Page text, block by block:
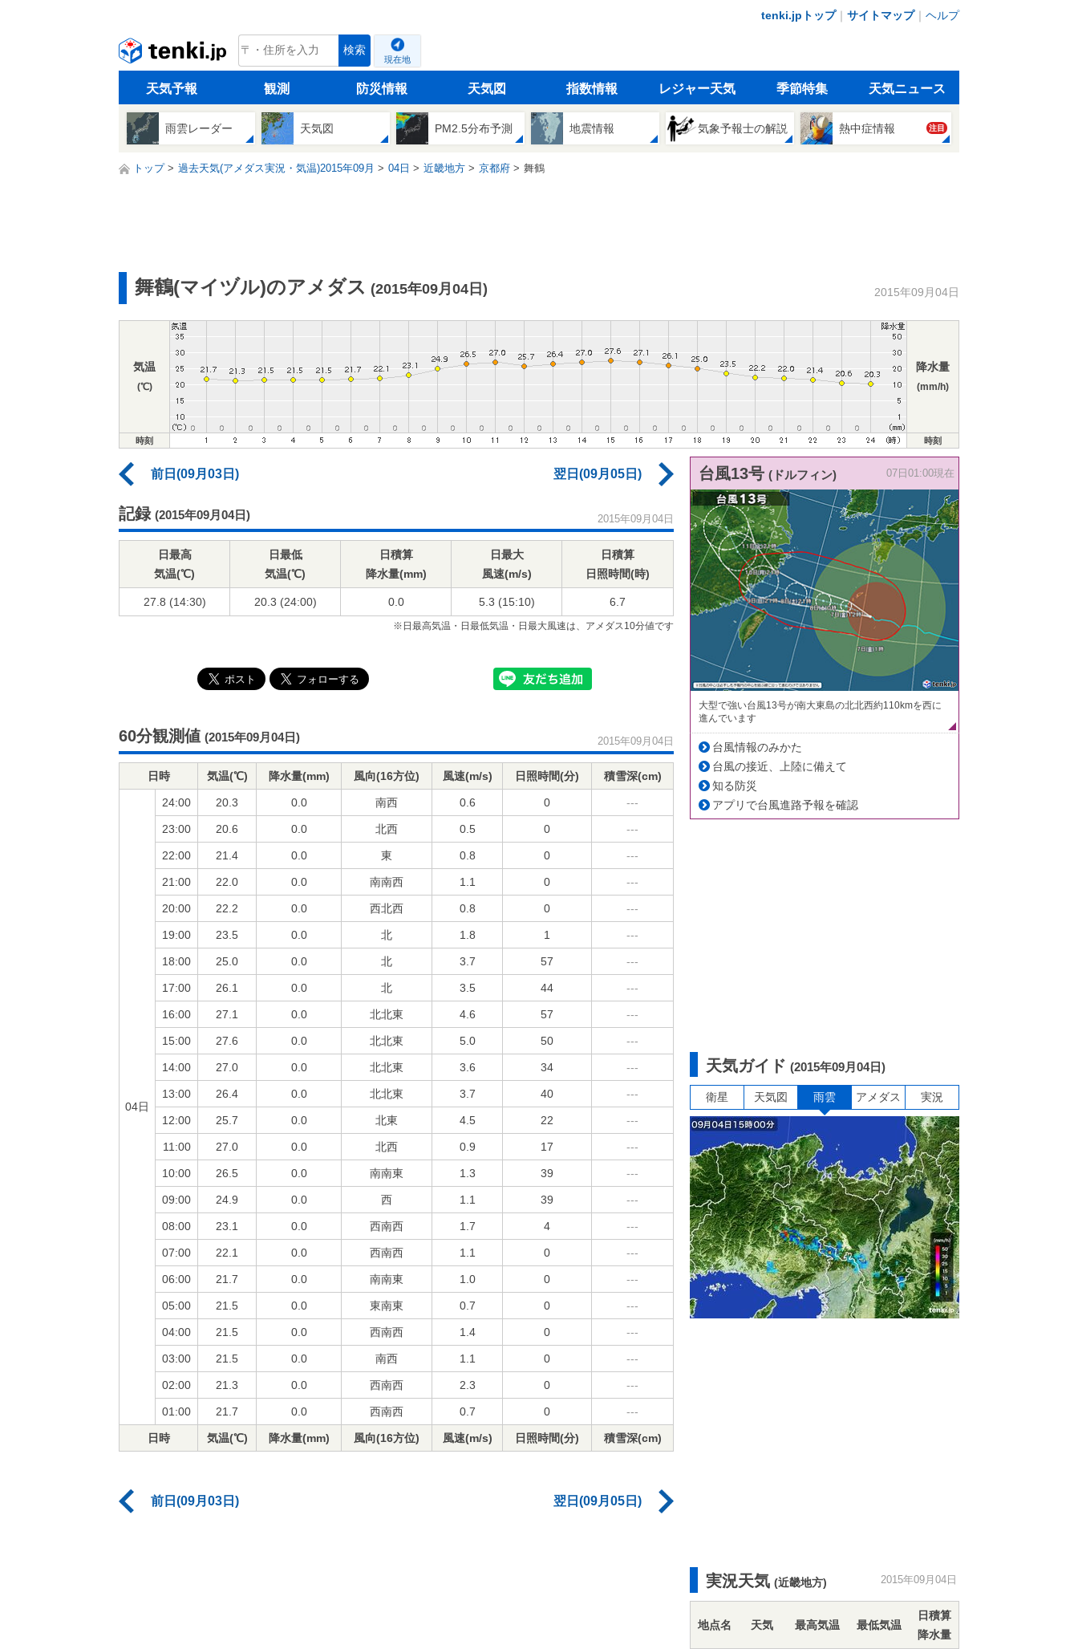
tenki.jpトップ｜ サイトマップ｜ ヘルプ
tenki.jp 検索
現在地
天気予報 観測 防災情報 天気図 指数情報 レジャー天気 季節特集 天気ニュース
雨雲レーダー 天気図 PM2.5分布予測 地震情報 気象予報士の解説 熱中症情報 注目
トップ 過去天気(アメダス実況・気温)2015年09月 04日 近畿地方 京都府 舞鶴
舞鶴(マイヅル)のアメダス (2015年09月04日) 2015年09月04日
気温
(℃)
降水量
(mm/h)
時刻 時刻
前日(09月03日) 翌日(09月05日)
記録 (2015年09月04日) 2015年09月04日
日最高
気温(℃)
日最低
気温(℃)
日積算
降水量(mm)
日最大
風速(m/s)
日積算
日照時間(時)
27.8 (14:30) 20.3 (24:00) 0.0 5.3 (15:10) 6.7
※日最高気温・日最低気温・日最大風速は、アメダス10分値です
60分観測値 (2015年09月04日) 2015年09月04日
日時 気温(℃) 降水量(mm) 風向(16方位) 風速(m/s) 日照時間(分) 積雪深(cm)
04日
24:00 20.3 0.0 南西 0.6 0 ---
23:00 20.6 0.0 北西 0.5 0 ---
22:00 21.4 0.0 東 0.8 0 ---
21:00 22.0 0.0 南南西 1.1 0 ---
20:00 22.2 0.0 西北西 0.8 0 ---
19:00 23.5 0.0 北 1.8 1 ---
18:00 25.0 0.0 北 3.7 57 ---
17:00 26.1 0.0 北 3.5 44 ---
16:00 27.1 0.0 北北東 4.6 57 ---
15:00 27.6 0.0 北北東 5.0 50 ---
14:00 27.0 0.0 北北東 3.6 34 ---
13:00 26.4 0.0 北北東 3.7 40 ---
12:00 25.7 0.0 北東 4.5 22 ---
11:00 27.0 0.0 北西 0.9 17 ---
10:00 26.5 0.0 南南東 1.3 39 ---
09:00 24.9 0.0 西 1.1 39 ---
08:00 23.1 0.0 西南西 1.7 4 ---
07:00 22.1 0.0 西南西 1.1 0 ---
06:00 21.7 0.0 南南東 1.0 0 ---
05:00 21.5 0.0 東南東 0.7 0 ---
04:00 21.5 0.0 西南西 1.4 0 ---
03:00 21.5 0.0 南西 1.1 0 ---
02:00 21.3 0.0 西南西 2.3 0 ---
01:00 21.7 0.0 西南西 0.7 0 ---
日時 気温(℃) 降水量(mm) 風向(16方位) 風速(m/s) 日照時間(分) 積雪深(cm)
前日(09月03日) 翌日(09月05日)
台風13号 (ドルフィン) 07日01:00現在
大型で強い台風13号が南大東島の北北西約110kmを西に
進んでいます
台風情報のみかた
台風の接近、上陸に備えて
知る防災
アプリで台風進路予報を確認
天気ガイド (2015年09月04日)
衛星 天気図 雨雲 アメダス 実況
実況天気 (近畿地方) 2015年09月04日
地点名 天気 最高気温 最低気温
日積算
降水量